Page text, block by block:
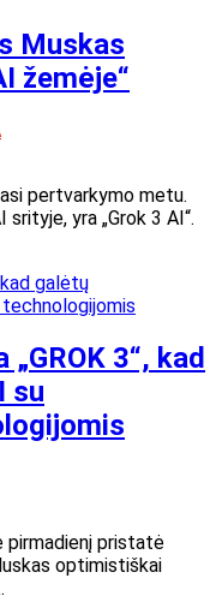
Muskas
žemėje“
pertvarkymo metu.
yra „Grok 3 AI“.
3“, kad
su
pirmadienį pristatė
optimistiškai